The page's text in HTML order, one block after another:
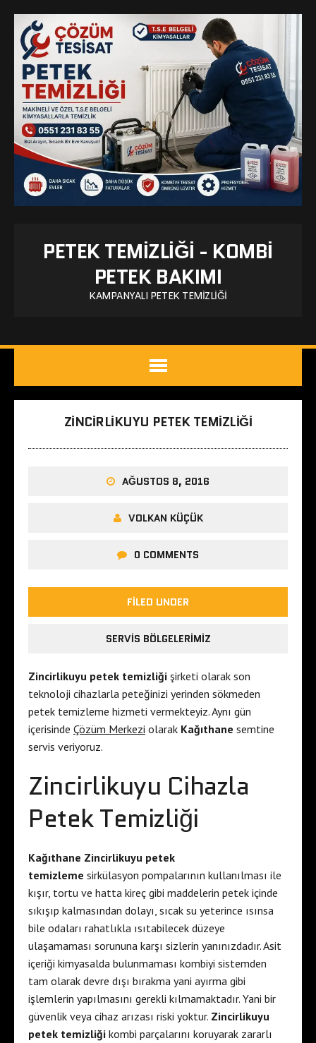
PETEK TEMIZLIĞI - KOMBI
PETEK BAKIMI
KAMPANYALI PETEK TEMIZLIĞI
ZINCIRLIKUYU PETEK TEMIZLIĞI
AĞUSTOS 8, 2016
VOLKAN KÜÇÜK
0 COMMENTS
FILED UNDER
SERVIS BÖLGELERIMIZ
Zincirlikuyu petek temizliği şirketi olarak son
teknoloji cihazlarla peteğinizi yerinden sökmeden
petek temizleme hizmeti vermekteyiz. Aynı gün
içerisinde Çözüm Merkezi olarak Kağıthane semtine
servis veriyoruz.
Zincirlikuyu Cihazla
Petek Temizliği
Kağıthane Zincirlikuyu petek
temizleme sirkülasyon pompalarının kullanılması ile
kışır, tortu ve hatta kireç gibi maddelerin petek içinde
sıkışıp kalmasından dolayı, sıcak su yeterince ısınsa
bile odaları rahatlıkla ısıtabilecek düzeye
ulaşamaması sorununa karşı sizlerin yanınızdadır. Asit
içeriği kimyasalda bulunmaması kombiyi sistemden
tam olarak devre dışı bırakma yani ayırma gibi
işlemlerin yapılmasını gerekli kılmamaktadır. Yani bir
güvenlik veya cihaz arızası riski yoktur. Zincirlikuyu
petek temizliği kombi parçalarını koruyarak zararlı